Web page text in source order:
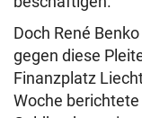
Doch René
gegen diese
Finanzplatz
Woche